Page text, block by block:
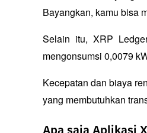
Bayangkan, kamu bisa
Selain itu, XRP
mengonsumsi 0,0079
Kecepatan dan biaya
yang membutuhkan
Apa saja Aplikasi